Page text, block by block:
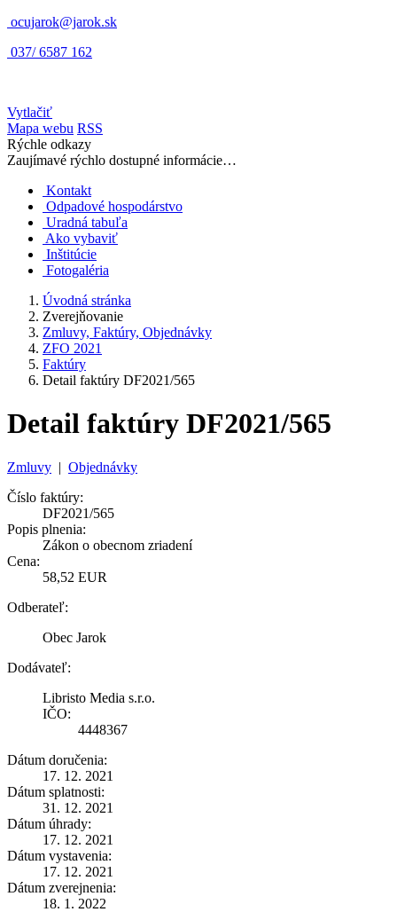
ocujarok@jarok.sk
037/ 6587 162
Vytlačiť
Mapa webu RSS
Rýchle odkazy
Zaujímavé rýchlo dostupné informácie…
Kontakt
Odpadové hospodárstvo
Uradná tabuľa
Ako vybaviť
Inštitúcie
Fotogaléria
Úvodná stránka
Zverejňovanie
Zmluvy, Faktúry, Objednávky
ZFO 2021
Faktúry
Detail faktúry DF2021/565
Detail faktúry DF2021/565
Zmluvy | Objednávky
Číslo faktúry:
DF2021/565
Popis plnenia:
Zákon o obecnom zriadení
Cena:
58,52 EUR
Odberateľ:
Obec Jarok
Dodávateľ:
Libristo Media s.r.o.
IČO:
4448367
Dátum doručenia:
17. 12. 2021
Dátum splatnosti:
31. 12. 2021
Dátum úhrady:
17. 12. 2021
Dátum vystavenia:
17. 12. 2021
Dátum zverejnenia:
18. 1. 2022